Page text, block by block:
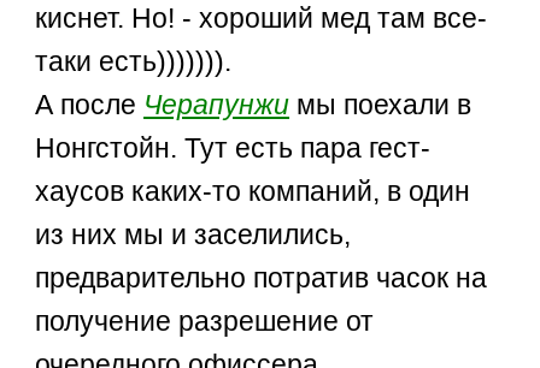
киснет. Но! - хороший мед там все-
таки есть))))))).
А после Черапунжи мы поехали в
Нонгстойн. Тут есть пара гест-
хаусов каких-то компаний, в один
из них мы и заселились,
предварительно потратив часок на
получение разрешение от